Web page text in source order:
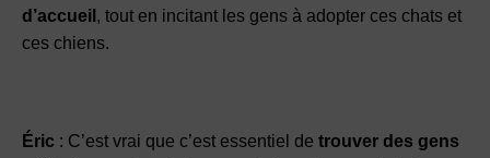
d’accueil , tout en incitant les gens à adopter ces chats et
ces chiens.
Éric : C’est vrai que c’est essentiel de trouver des gens